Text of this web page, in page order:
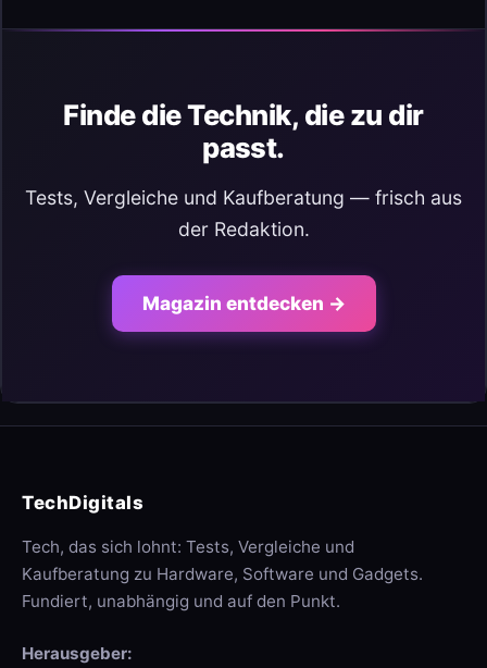
Finde die Technik, die zu dir
passt.
Tests, Vergleiche und Kaufberatung — frisch aus
der Redaktion.
Magazin entdecken →
TechDigitals
Tech, das sich lohnt: Tests, Vergleiche und
Kaufberatung zu Hardware, Software und Gadgets.
Fundiert, unabhängig und auf den Punkt.
Herausgeber: